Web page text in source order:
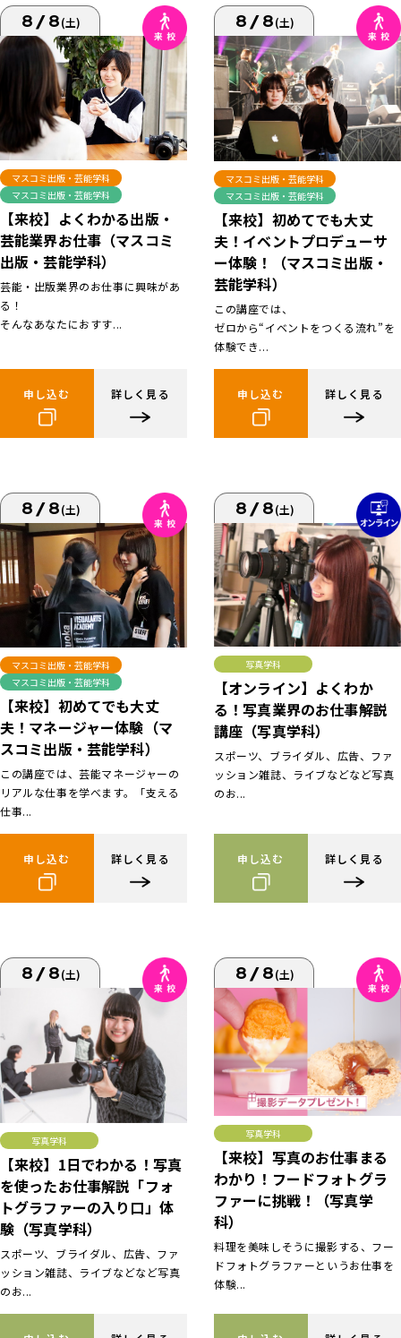
8/8(土)
マスコミ出版・芸能学科
マスコミ出版・芸能学科
【来校】よくわかる出版・
芸能業界お仕事（マスコミ
出版・芸能学科）
芸能・出版業界のお仕事に興味があ
る！
そんなあなたにおすす...
申し込む 詳しく見る
8/8(土)
マスコミ出版・芸能学科
マスコミ出版・芸能学科
【来校】初めてでも大丈
夫！イベントプロデューサ
ー体験！（マスコミ出版・
芸能学科）
この講座では、
ゼロから“イベントをつくる流れ”を
体験でき...
申し込む 詳しく見る
8/8(土)
マスコミ出版・芸能学科
マスコミ出版・芸能学科
【来校】初めてでも大丈
夫！マネージャー体験（マ
スコミ出版・芸能学科）
この講座では、芸能マネージャーの
リアルな仕事を学べます。「支える
仕事...
申し込む 詳しく見る
8/8(土)
写真学科
【オンライン】よくわか
る！写真業界のお仕事解説
講座（写真学科）
スポーツ、ブライダル、広告、ファ
ッション雑誌、ライブなどなど写真
のお...
申し込む 詳しく見る
8/8(土)
写真学科
【来校】1日でわかる！写真
を使ったお仕事解説「フォ
トグラファーの入り口」体
験（写真学科）
スポーツ、ブライダル、広告、ファ
ッション雑誌、ライブなどなど写真
のお...
8/8(土)
写真学科
【来校】写真のお仕事まる
わかり！フードフォトグラ
ファーに挑戦！（写真学
科）
料理を美味しそうに撮影する、フー
ドフォトグラファーというお仕事を
体験...